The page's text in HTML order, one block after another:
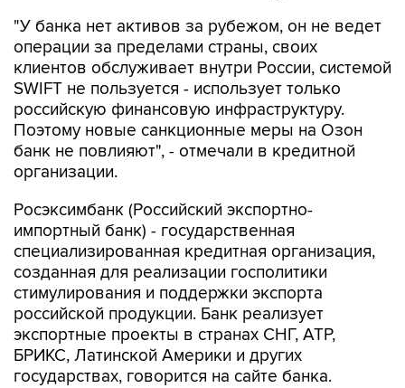
"У банка нет активов за рубежом, он не ведет
операции за пределами страны, своих
клиентов обслуживает внутри России, системой
SWIFT не пользуется - использует только
российскую финансовую инфраструктуру.
Поэтому новые санкционные меры на Озон
банк не повлияют", - отмечали в кредитной
организации.
Росэксимбанк (Российский экспортно-
импортный банк) - государственная
специализированная кредитная организация,
созданная для реализации госполитики
стимулирования и поддержки экспорта
российской продукции. Банк реализует
экспортные проекты в странах СНГ, АТР,
БРИКС, Латинской Америки и других
государствах, говорится на сайте банка.